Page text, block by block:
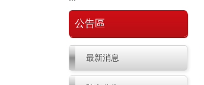
公告區
最新消息